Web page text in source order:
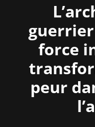
guerrier
force
peur